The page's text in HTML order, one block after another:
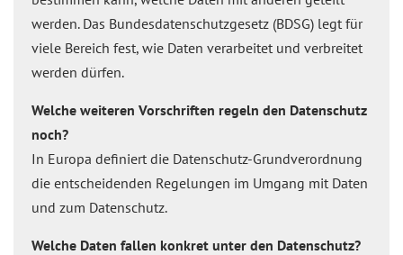
werden. Das Bundesdatenschutzgesetz (BDSG) legt für
viele Bereich fest, wie Daten verarbeitet und verbreitet
werden dürfen.
Welche weiteren Vorschriften regeln den Datenschutz
noch?
In Europa definiert die Datenschutz-Grundverordnung
die entscheidenden Regelungen im Umgang mit Daten
und zum Datenschutz.
Welche Daten fallen konkret unter den Datenschutz?